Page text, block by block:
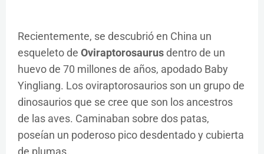
Recientemente, se descubrió en China un
esqueleto de Oviraptorosaurusdentro de un
huevo de 70 millones de años, apodado Baby
Yingliang. Los oviraptorosaurios son un grupo de
dinosaurios que se cree que son los ancestros
de las aves. Caminaban sobre dos patas,
poseían un poderoso pico desdentado y cubierta
de plumas.